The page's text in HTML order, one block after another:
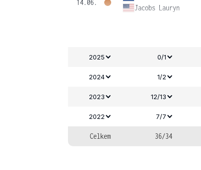
14.06.
Jacobs Lauryn
2025 0/1
2024 1/2
2023 12/13
2022 7/7
Celkem 36/34